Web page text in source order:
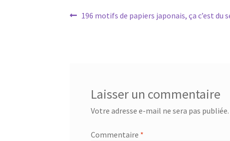
Navigation
Article
196 motifs de papiers japonais, ça c’est du
Laisser un commentaire
Votre adresse e-mail ne sera pas publiée.
Commentaire *